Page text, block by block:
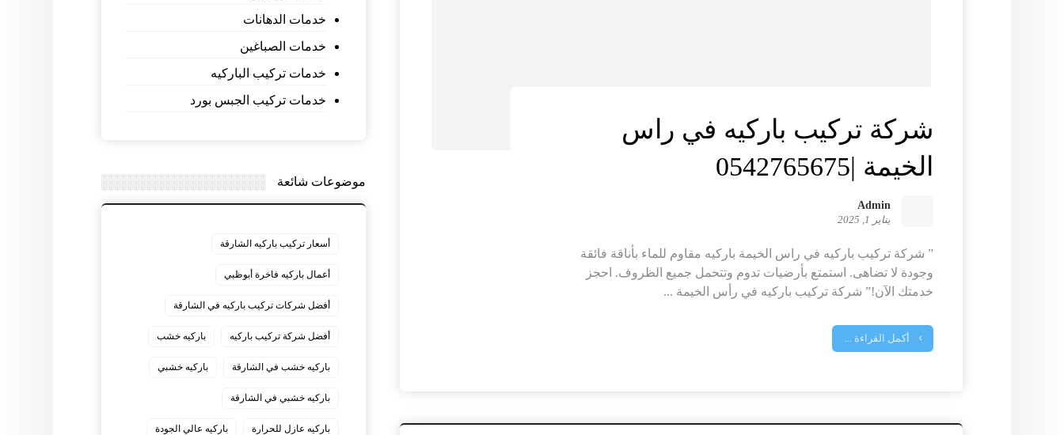
شركة تركيب باركيه في راس
الخيمة |0542765675
Admin
يناير 1, 2025
” شركة تركيب باركيه في راس الخيمة باركيه مقاوم للماء بأناقة فائقة
وجودة لا تضاهى. استمتع بأرضيات تدوم وتتحمل جميع الظروف. احجز
خدمتك الآن!” شركة تركيب باركيه في رأس الخيمة ...
أكمل القراءة ...
خدمات الدهانات
خدمات الصباغين
خدمات تركيب الباركيه
خدمات تركيب الجبس بورد
موضوعات شائعة
أسعار تركيب باركيه الشارقة
أعمال باركيه فاخرة أبوظبي
أفضل شركات تركيب باركيه في الشارقة
أفضل شركة تركيب باركيه باركيه خشب
باركيه خشب في الشارقة باركيه خشبي
باركيه خشبي في الشارقة
باركيه عازل للحرارة باركيه عالي الجودة